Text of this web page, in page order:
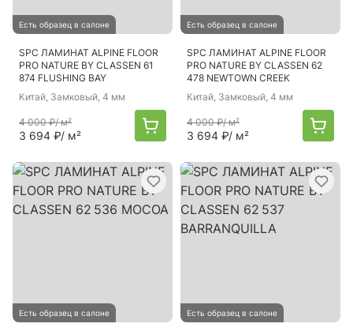
Есть образец в салоне
SPC ЛАМИНАТ ALPINE FLOOR
PRO NATURE BY CLASSEN 61
874 FLUSHING BAY
Китай, Замковый, 4 мм
4 000 ₽/ м²
3 694 ₽/ м²
Есть образец в салоне
SPC ЛАМИНАТ ALPINE FLOOR
PRO NATURE BY CLASSEN 62
478 NEWTOWN CREEK
Китай, Замковый, 4 мм
4 000 ₽/ м²
3 694 ₽/ м²
Есть образец в салоне Есть образец в салоне